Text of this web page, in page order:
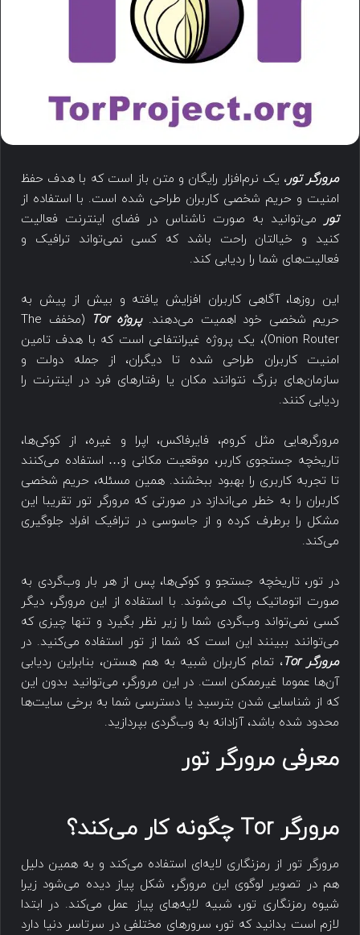
مرورگر تور، یک نرم‌افزار رایگان و متن باز است که با هدف حفظ
امنیت و حریم شخصی کاربران طراحی شده است. با استفاده از
تور می‌توانید به صورت ناشناس در فضای اینترنت فعالیت
کنید و خیالتان راحت باشد که کسی نمی‌تواند ترافیک و
فعالیت‌های شما را ردیابی کند.
این روزها، آگاهی کاربران افزایش یافته و بیش از پیش به
حریم شخصی خود اهمیت می‌دهند.پروژه Tor
(مخفف The
Onion Router)، یک پروژه غیرانتفاعی است که با هدف تامین
امنیت کاربران طراحی شده تا دیگران، از جمله دولت و
سازمان‌های بزرگ نتوانند مکان یا رفتارهای فرد در اینترنت را
ردیابی کنند.
مرورگرهایی مثل کروم، فایرفاکس، اپرا و غیره، از کوکی‌ها،
تاریخچه جستجوی کاربر، موقعیت مکانی و… استفاده می‌کنند
تا تجربه کاربری را بهبود ببخشند. همین مسئله، حریم شخصی
کاربران را به خطر می‌اندازد در صورتی که مرورگر تور تقریبا این
مشکل را برطرف کرده و از جاسوسی در ترافیک افراد جلوگیری
می‌کند.
در تور، تاریخچه جستجو و کوکی‌ها، پس از هر بار وب‌گردی به
صورت اتوماتیک پاک می‌شوند. با استفاده از این مرورگر، دیگر
کسی نمی‌تواند وب‌گردی شما را زیر نظر بگیرد و تنها چیزی که
می‌توانند ببینند این است که شما از تور استفاده می‌کنید. در
مرورگر Tor
، تمام کاربران شبیه به هم هستن، بنابراین ردیابی
آن‌ها عموما غیرممکن است. در این مرورگر، می‌توانید بدون این
که از شناسایی شدن بترسید یا دسترسی شما به برخی سایت‌ها
محدود شده باشد، آزادانه به وب‌گردی بپردازید.
معرفی مرورگر تور
مرورگر Tor چگونه کار می‌کند؟
مرورگر تور از رمزنگاری لایه‌ای استفاده می‌کند و به همین دلیل
هم در تصویر لوگوی این مرورگر، شکل پیاز دیده می‌شود زیرا
شیوه رمزنگاری تور، شبیه لایه‌های پیاز عمل می‌کند. در ابتدا
لازم است بدانید که تور، سرورهای مختلفی در سرتاسر دنیا دارد